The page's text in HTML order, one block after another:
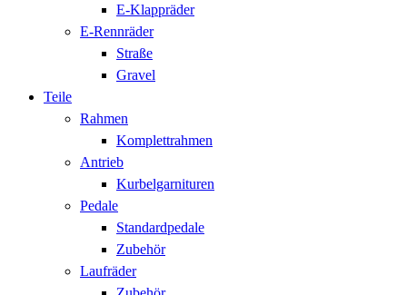
E-Klappräder
E-Rennräder
Straße
Gravel
Teile
Rahmen
Komplettrahmen
Antrieb
Kurbelgarnituren
Pedale
Standardpedale
Zubehör
Laufräder